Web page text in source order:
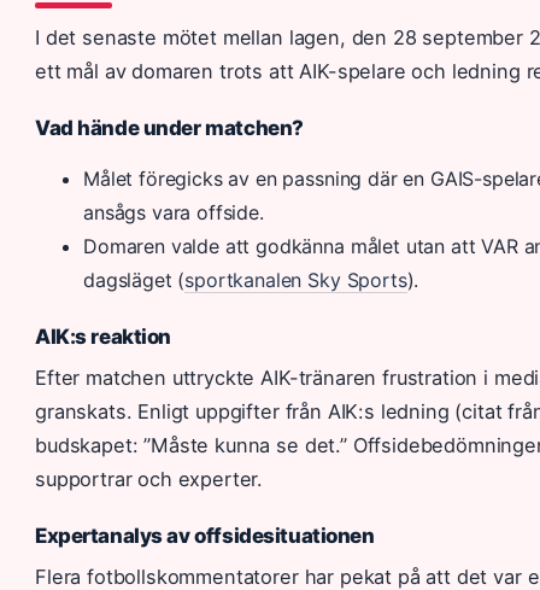
I det senaste mötet mellan lagen, den 28 september
ett mål av domaren trots att AIK-spelare och ledning
Vad hände under matchen?
Målet föregicks av en passning där en GAIS-
ansågs vara offside.
Domaren valde att godkänna målet utan att VAR
dagsläget (sportkanalen Sky Sports).
AIK:s reaktion
Efter matchen uttryckte AIK-tränaren frustration i
granskats. Enligt uppgifter från AIK:s ledning (citat
budskapet: ”Måste kunna se det.”
supportrar och experter.
Expertanalys av offsidesituationen
Flera fotbollskommentatorer har pekat på att det var